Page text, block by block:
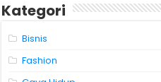
Kategori
Bisnis
Fashion